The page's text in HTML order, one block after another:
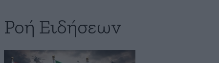
Ροή Ειδήσεων